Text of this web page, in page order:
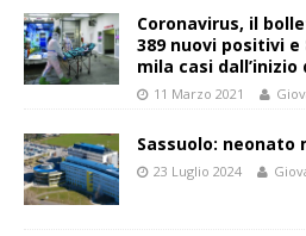
Coronavirus, il
389 nuovi positivi e
mila casi
11 Marzo 2021
Sassuolo:
23 Luglio 2024